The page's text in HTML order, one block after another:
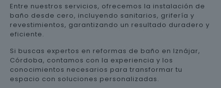
Entre nuestros servicios, ofrecemos la instalación de
baño desde cero, incluyendo sanitarios, grifería y
revestimientos, garantizando un resultado duradero y
eficiente.
Si buscas expertos en reformas de baño en Iznájar,
Córdoba, contamos con la experiencia y los
conocimientos necesarios para transformar tu
espacio con soluciones personalizadas.